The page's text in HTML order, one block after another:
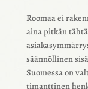
Roomaa ei
aina pitkän
sään­nöl­li­nen
Suomessa on
timant­ti­nen